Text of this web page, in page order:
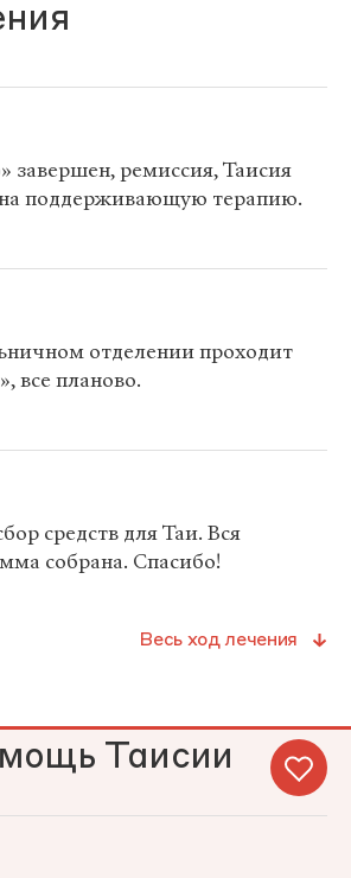
завершен, ремиссия, Таисия
поддерживающую терапию.
отделении проходит
все планово.
средств для Таи. Вся
собрана. Спасибо!
Весь ход лечения
Таисии